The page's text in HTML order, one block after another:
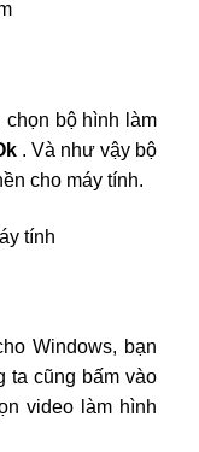
chọn bộ hình làm
. Và như vậy bộ
cho máy tính.
Windows, bạn
ta cũng bấm vào
video làm hình